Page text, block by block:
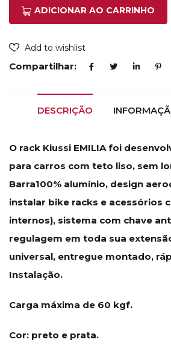
ADICIONAR AO CARRINHO
Add to wishlist
Compartilhar:
DESCRIÇÃO
O rack Kiussi EMILIA foi
para carros com teto liso, sem
Barra100% alumínio, design
instalar bike racks e acessórios
internos), sistema com chave
regulagem em toda sua
universal, entregue montado,
Instalação.
Carga máxima de 60 kgf.
Cor: preto e prata.